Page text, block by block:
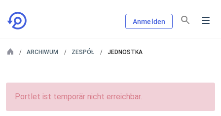
Anmelden
ARCHIWUM ZESPÓŁ JEDNOSTKA
Portlet ist temporär nicht erreichbar.